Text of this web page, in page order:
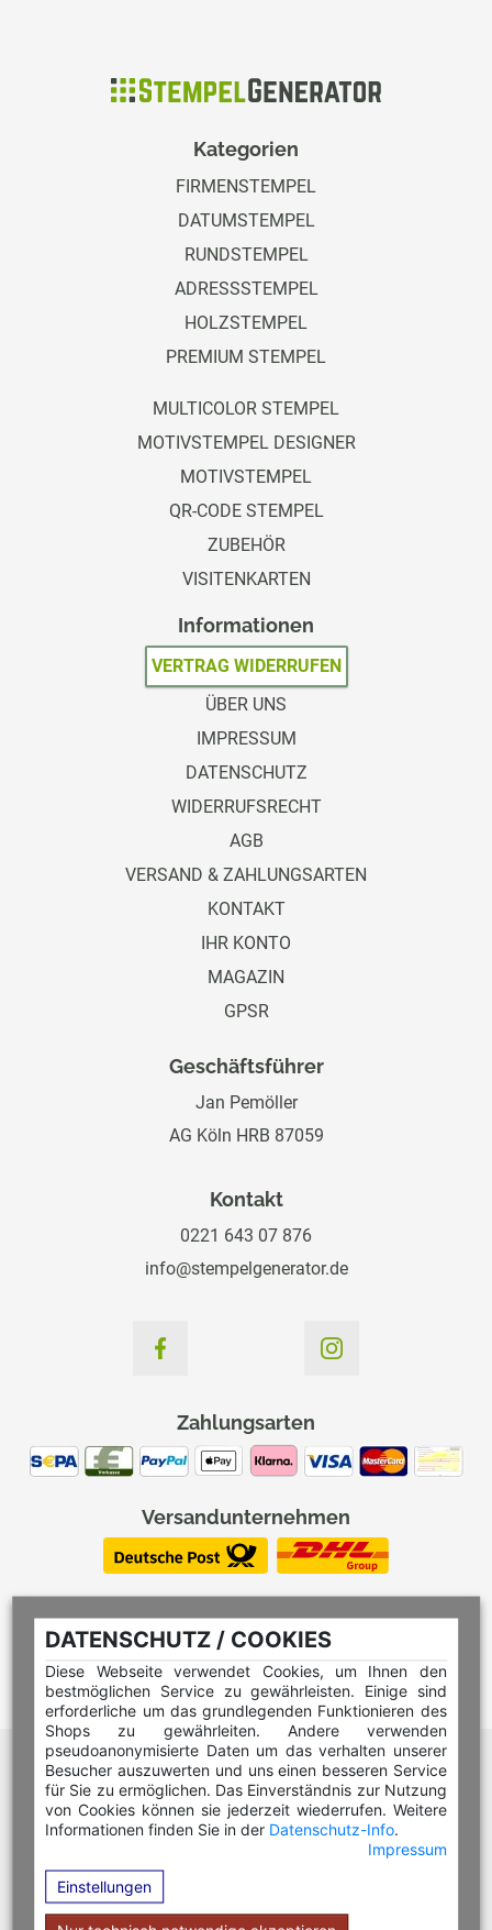
DATENSCHUTZ / COOKIES
Diese Webseite verwendet Cookies, um Ihnen den
bestmöglichen Service zu gewährleisten. Einige sind
erforderliche um das grundlegenden Funktionieren des
Shops zu gewährleiten. Andere verwenden
pseudoanonymisierte Daten um das verhalten unserer
Besucher auszuwerten und uns einen besseren Service
für Sie zu ermöglichen. Das Einverständnis zur Nutzung
von Cookies können sie jederzeit wiederrufen. Weitere
Informationen finden Sie in der Datenschutz-Info.
Impressum
Einstellungen
Kategorien
FIRMENSTEMPEL
DATUMSTEMPEL
RUNDSTEMPEL
ADRESSSTEMPEL
HOLZSTEMPEL
PREMIUM STEMPEL
MULTICOLOR STEMPEL
MOTIVSTEMPEL DESIGNER
MOTIVSTEMPEL
QR-CODE STEMPEL
ZUBEHÖR
VISITENKARTEN
Informationen
VERTRAG WIDERRUFEN
ÜBER UNS
IMPRESSUM
DATENSCHUTZ
WIDERRUFSRECHT
AGB
VERSAND & ZAHLUNGSARTEN
KONTAKT
IHR KONTO
MAGAZIN
GPSR
Geschäftsführer
Jan Pemöller
AG Köln HRB 87059
Kontakt
0221 643 07 876
info@stempelgenerator.de
Zahlungsarten
Versandunternehmen
Hilfe Editor
Hilfe Multicolorstempel
Hilfe Rundstempel
Hilfe Stempelkissen wechseln